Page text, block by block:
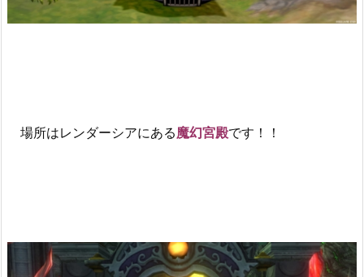
場所はレンダーシアにある魔幻宮殿です！！